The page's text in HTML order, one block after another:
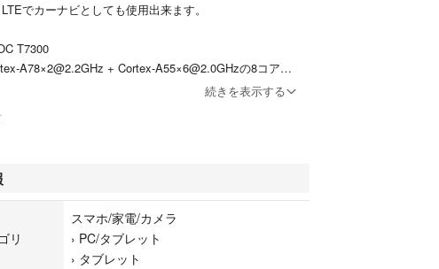
でカーナビとしても使用出来ます。
T7300
A78×2@2.2GHz + Cortex-A55×6@2.0GHzの8コア
、
ュレート最大110Hz
ラ500万画素（メイン）
万画素
続きを表示する
リ
スマホ/家電/カメラ
› PC/タブレット
› タブレット